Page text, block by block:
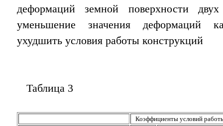
деформаций земной поверхности
уменьшение значения деформаций
ухудшить условия работы конструкций
Таблица 3
Коэффициенты условий